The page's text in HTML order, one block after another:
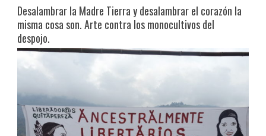
Desalambrar la Madre Tierra y desalambrar el corazón la
misma cosa son. Arte contra los monocultivos del
despojo.